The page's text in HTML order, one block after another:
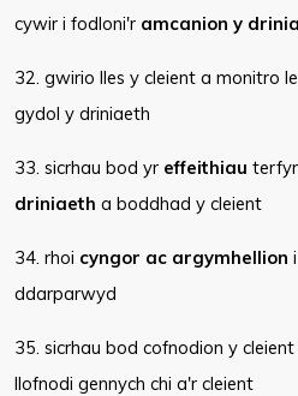
cywir i fodloni'r amcanion y
32. gwirio lles y cleient a monitro
gydol y driniaeth
33. sicrhau bod yr effeithiau
driniaeth a boddhad y cleient
34. rhoi cyngor ac argymhellion
ddarparwyd
35. sicrhau bod cofnodion y
llofnodi gennych chi a'r cleient